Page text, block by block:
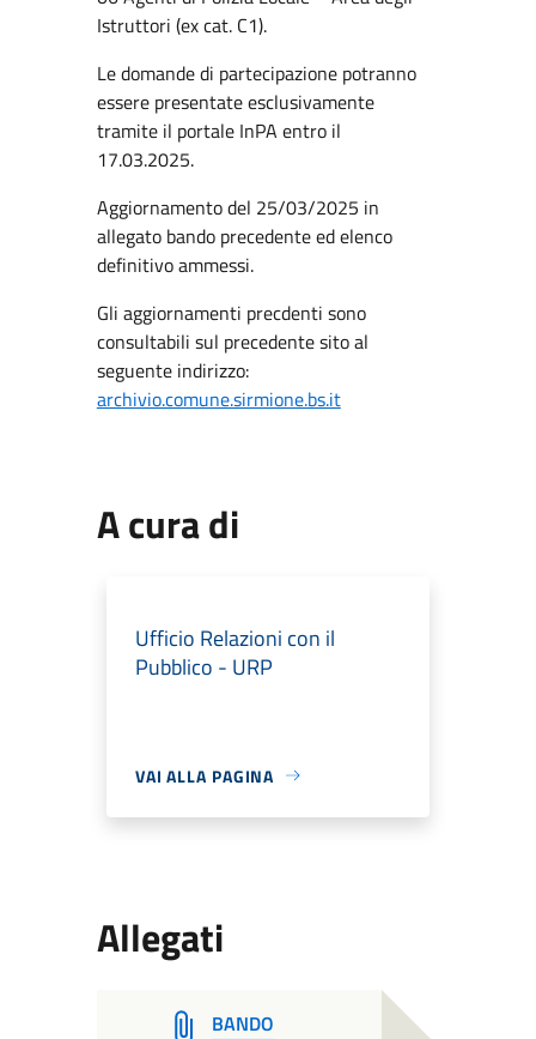
Istruttori (ex cat. C1).
Le domande di partecipazione potranno
essere presentate esclusivamente
tramite il portale InPA entro il
17.03.2025.
Aggiornamento del 25/03/2025 in
allegato bando precedente ed elenco
definitivo ammessi.
Gli aggiornamenti precdenti sono
consultabili sul precedente sito al
seguente indirizzo:
archivio.comune.sirmione.bs.it
A cura di
Ufficio Relazioni con il
Pubblico - URP
VAI ALLA PAGINA
Allegati
BANDO